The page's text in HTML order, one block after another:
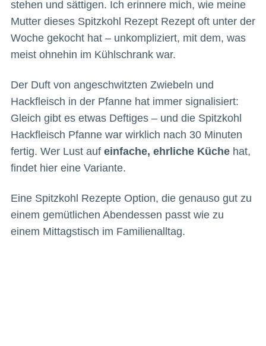
stehen und sättigen. Ich erinnere mich, wie meine
Mutter dieses Spitzkohl Rezept Rezept oft unter der
Woche gekocht hat – unkompliziert, mit dem, was
meist ohnehin im Kühlschrank war.
Der Duft von angeschwitzten Zwiebeln und
Hackfleisch in der Pfanne hat immer signalisiert:
Gleich gibt es etwas Deftiges – und die Spitzkohl
Hackfleisch Pfanne war wirklich nach 30 Minuten
fertig. Wer Lust auf einfache, ehrliche Küchehat,
findet hier eine Variante.
Eine Spitzkohl Rezepte Option, die genauso gut zu
einem gemütlichen Abendessen passt wie zu
einem Mittagstisch im Familienalltag.